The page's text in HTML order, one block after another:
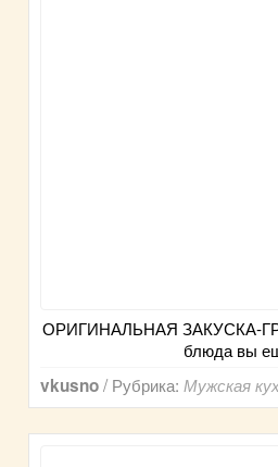
ОРИГИНАЛЬНАЯ ЗАКУСКА-
блюда вы
vkusno/ Рубрика:Мужская